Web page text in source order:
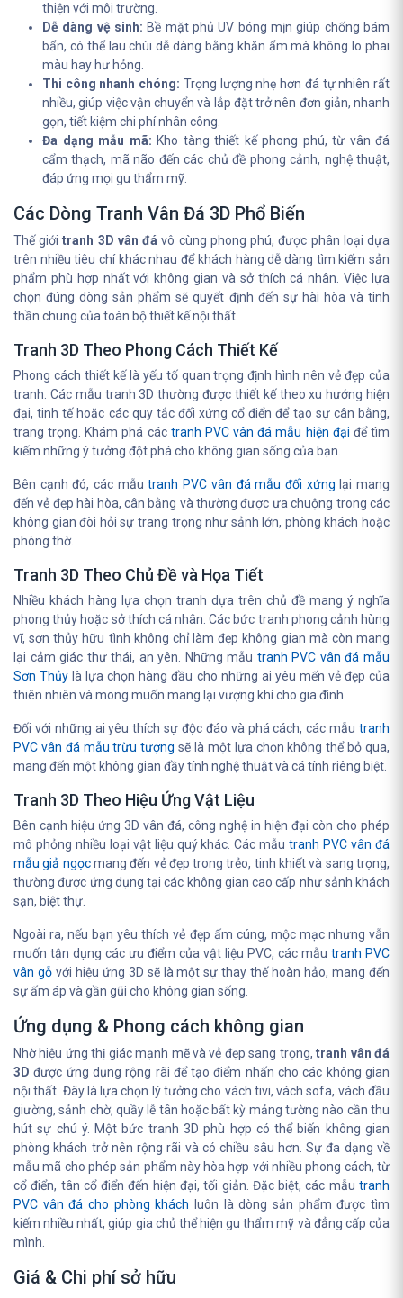
thiện với môi trường.
Dễ dàng vệ sinh: Bề mặt phủ UV bóng mịn giúp chống bám
bẩn, có thể lau chùi dễ dàng bằng khăn ẩm mà không lo phai
màu hay hư hỏng.
Thi công nhanh chóng: Trọng lượng nhẹ hơn đá tự nhiên rất
nhiều, giúp việc vận chuyển và lắp đặt trở nên đơn giản, nhanh
gọn, tiết kiệm chi phí nhân công.
Đa dạng mẫu mã: Kho tàng thiết kế phong phú, từ vân đá
cẩm thạch, mã não đến các chủ đề phong cảnh, nghệ thuật,
đáp ứng mọi gu thẩm mỹ.
Các Dòng Tranh Vân Đá 3D Phổ Biến
Thế giớitranh 3D vân đá vô cùng phong phú, được phân loại dựa
trên nhiều tiêu chí khác nhau để khách hàng dễ dàng tìm kiếm sản
phẩm phù hợp nhất với không gian và sở thích cá nhân. Việc lựa
chọn đúng dòng sản phẩm sẽ quyết định đến sự hài hòa và tinh
thần chung của toàn bộ thiết kế nội thất.
Tranh 3D Theo Phong Cách Thiết Kế
Phong cách thiết kế là yếu tố quan trọng định hình nên vẻ đẹp của
tranh. Các mẫu tranh 3D thường được thiết kế theo xu hướng hiện
đại, tinh tế hoặc các quy tắc đối xứng cổ điển để tạo sự cân bằng,
trang trọng. Khám phá các tranh PVC vân đá mẫu hiện đại để tìm
kiếm những ý tưởng đột phá cho không gian sống của bạn.
Bên cạnh đó, các mẫutranh PVC vân đá mẫu đối xứng lại mang
đến vẻ đẹp hài hòa, cân bằng và thường được ưa chuộng trong các
không gian đòi hỏi sự trang trọng như sảnh lớn, phòng khách hoặc
phòng thờ.
Tranh 3D Theo Chủ Đề và Họa Tiết
Nhiều khách hàng lựa chọn tranh dựa trên chủ đề mang ý nghĩa
phong thủy hoặc sở thích cá nhân. Các bức tranh phong cảnh hùng
vĩ, sơn thủy hữu tình không chỉ làm đẹp không gian mà còn mang
lại cảm giác thư thái, an yên. Những mẫu tranh PVC vân đá mẫu
Sơn Thủy là lựa chọn hàng đầu cho những ai yêu mến vẻ đẹp của
thiên nhiên và mong muốn mang lại vượng khí cho gia đình.
Đối với những ai yêu thích sự độc đáo và phá cách, các mẫu tranh
PVC vân đá mẫu trừu tượng sẽ là một lựa chọn không thể bỏ qua,
mang đến một không gian đầy tính nghệ thuật và cá tính riêng biệt.
Tranh 3D Theo Hiệu Ứng Vật Liệu
Bên cạnh hiệu ứng 3D vân đá, công nghệ in hiện đại còn cho phép
mô phỏng nhiều loại vật liệu quý khác. Các mẫutranh PVC vân đá
mẫu giả ngọcmang đến vẻ đẹp trong trẻo, tinh khiết và sang trọng,
thường được ứng dụng tại các không gian cao cấp như sảnh khách
sạn, biệt thự.
Ngoài ra, nếu bạn yêu thích vẻ đẹp ấm cúng, mộc mạc nhưng vẫn
muốn tận dụng các ưu điểm của vật liệu PVC, các mẫu tranh PVC
vân gỗvới hiệu ứng 3D sẽ là một sự thay thế hoàn hảo, mang đến
sự ấm áp và gần gũi cho không gian sống.
Ứng dụng & Phong cách không gian
Nhờ hiệu ứng thị giác mạnh mẽ và vẻ đẹp sang trọng,tranh vân đá
3D được ứng dụng rộng rãi để tạo điểm nhấn cho các không gian
nội thất. Đây là lựa chọn lý tưởng cho vách tivi, vách sofa, vách đầu
giường, sảnh chờ, quầy lễ tân hoặc bất kỳ mảng tường nào cần thu
hút sự chú ý. Một bức tranh 3D phù hợp có thể biến không gian
phòng khách trở nên rộng rãi và có chiều sâu hơn. Sự đa dạng về
mẫu mã cho phép sản phẩm này hòa hợp với nhiều phong cách, từ
cổ điển, tân cổ điển đến hiện đại, tối giản. Đặc biệt, các mẫu tranh
PVC vân đá cho phòng khách luôn là dòng sản phẩm được tìm
kiếm nhiều nhất, giúp gia chủ thể hiện gu thẩm mỹ và đẳng cấp của
mình.
Giá & Chi phí sở hữu